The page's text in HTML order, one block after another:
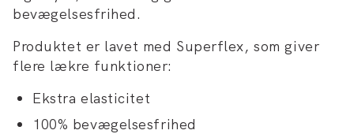
bevægelsesfrihed.
Produktet er lavet med Superflex, som giver
flere lækre funktioner:
Ekstra elasticitet
100% bevægelsesfrihed